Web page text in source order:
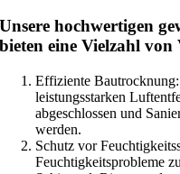
Unsere hochwertigen
bieten eine Vielzahl von
Effiziente
leistungsstarken
abgeschlossen und
werden.
Schutz vor
Feuchtigkeitsprobleme